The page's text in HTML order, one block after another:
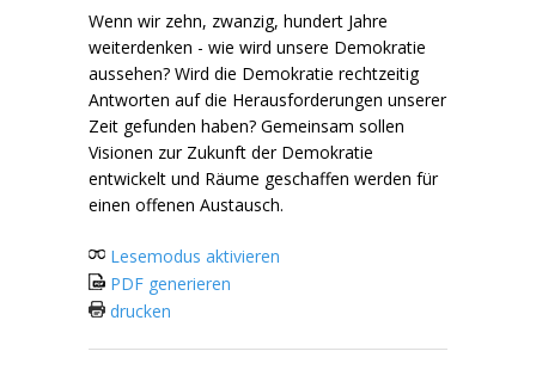
Wenn wir zehn, zwanzig, hundert Jahre
weiterdenken - wie wird unsere Demokratie
aussehen? Wird die Demokratie rechtzeitig
Antworten auf die Herausforderungen unserer
Zeit gefunden haben? Gemeinsam sollen
Visionen zur Zukunft der Demokratie
entwickelt und Räume geschaffen werden für
einen offenen Austausch.
Lesemodus aktivieren
PDF generieren
drucken